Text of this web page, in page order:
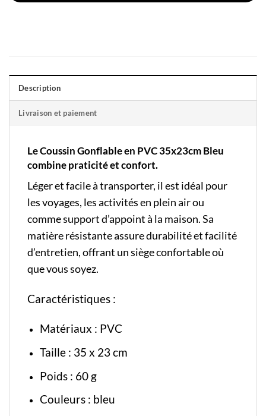
Description
Livraison et paiement
Le Coussin Gonflable en PVC 35x23cm Bleu
combine praticité et confort.
Léger et facile à transporter, il est idéal pour
les voyages, les activités en plein air ou
comme support d’appoint à la maison. Sa
matière résistante assure durabilité et facilité
d’entretien, offrant un siège confortable où
que vous soyez.
Caractéristiques :
Matériaux : PVC
Taille : 35 x 23 cm
Poids : 60 g
Couleurs : bleu